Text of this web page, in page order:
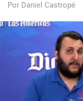
Por Daniel Castropé